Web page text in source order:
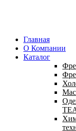
Главная
О Компании
Каталог